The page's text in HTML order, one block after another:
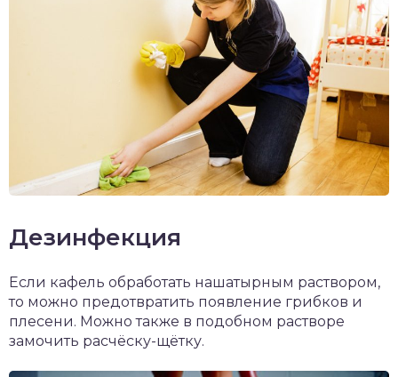
Дезинфекция
Если кафель обработать нашатырным раствором,
то можно предотвратить появление грибков и
плесени. Можно также в подобном растворе
замочить расчёску-щётку.